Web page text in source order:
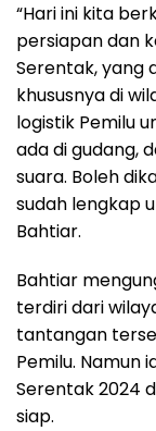
“Hari ini kita
persiapan dan
Serentak, yang
khususnya di
logistik Pemilu
ada di gudang,
suara. Boleh
sudah lengkap
Bahtiar.
Bahtiar
terdiri dari
tantangan
Pemilu. Namun
Serentak 2024
siap.